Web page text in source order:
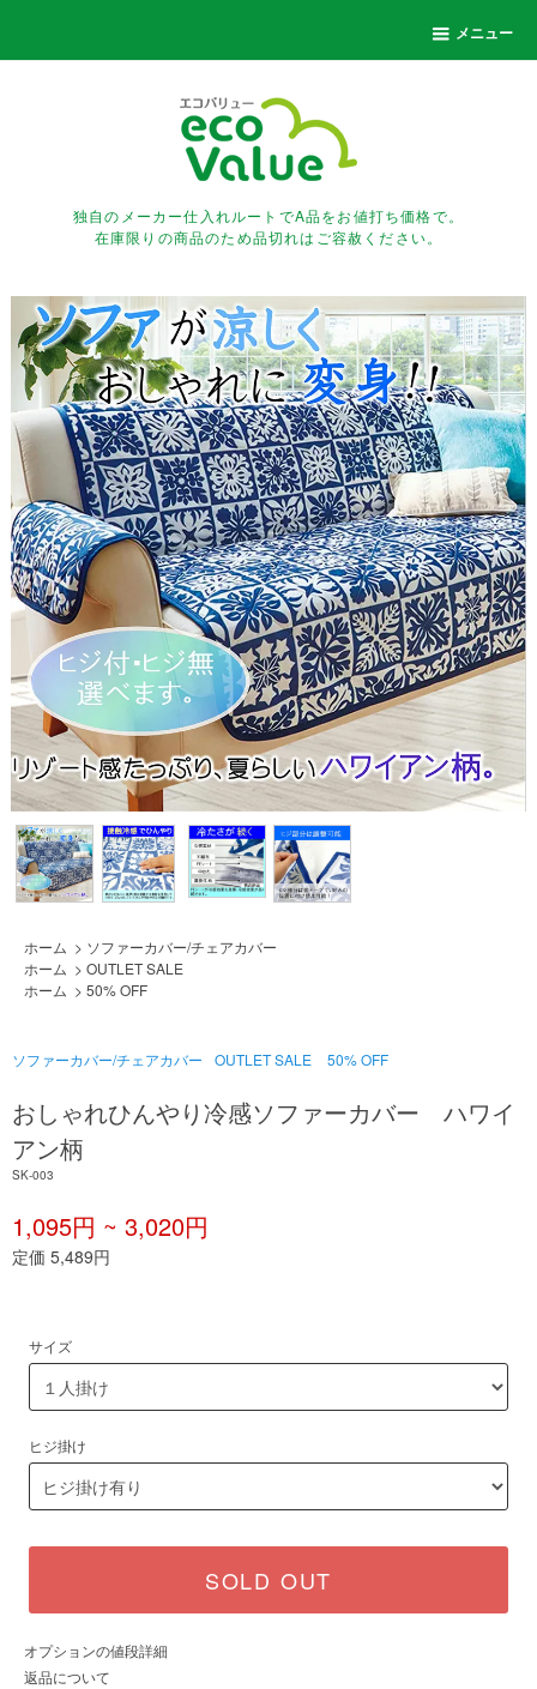
メニュー
独自のメーカー仕入れルートでA品をお値打ち価格で。
在庫限りの商品のため品切れはご容赦ください。
ホーム > ソファーカバー/チェアカバー
ホーム > OUTLET SALE
ホーム > 50% OFF
ソファーカバー/チェアカバー OUTLET SALE 50% OFF
おしゃれひんやり冷感ソファーカバー ハワイ
アン柄
SK-003
1,095円 ~ 3,020円
定価 5,489円
サイズ
ヒジ掛け
SOLD OUT
オプションの値段詳細
返品について